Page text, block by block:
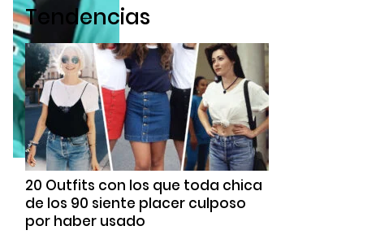
Tendencias
20 Outfits con los que toda chica
de los 90 siente placer culposo
por haber usado